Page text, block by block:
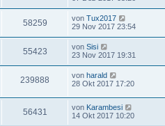
58259 von Tux2017
29 Nov 2017 23:54
55423 von Sisi
23 Nov 2017 19:31
239888 von harald
28 Okt 2017 17:20
56431 von Karambesi
14 Okt 2017 10:20